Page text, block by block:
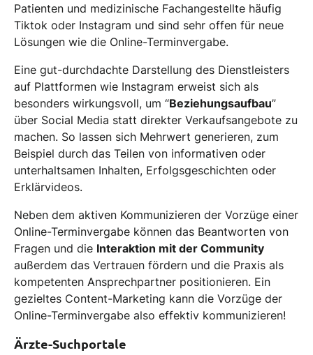
Patienten und medizinische Fachangestellte häufig
Tiktok oder Instagram und sind sehr offen für neue
Lösungen wie die Online-Terminvergabe.
Eine gut-durchdachte Darstellung des Dienstleisters
auf Plattformen wie Instagram erweist sich als
besonders wirkungsvoll, um “Beziehungsaufbau”
über Social Media statt direkter Verkaufsangebote zu
machen. So lassen sich Mehrwert generieren, zum
Beispiel durch das Teilen von informativen oder
unterhaltsamen Inhalten, Erfolgsgeschichten oder
Erklärvideos.
Neben dem aktiven Kommunizieren der Vorzüge einer
Online-Terminvergabe können das Beantworten von
Fragen und die Interaktion mit der Community
außerdem das Vertrauen fördern und die Praxis als
kompetenten Ansprechpartner positionieren. Ein
gezieltes Content-Marketing kann die Vorzüge der
Online-Terminvergabe also effektiv kommunizieren!
Ärzte-Suchportale